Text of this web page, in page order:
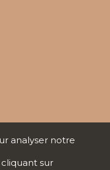
analyser notre
sur